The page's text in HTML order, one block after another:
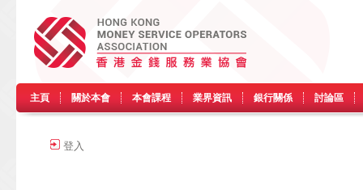
主頁 關於本會 本會課程 業界資訊 銀行關係 討論區
登入